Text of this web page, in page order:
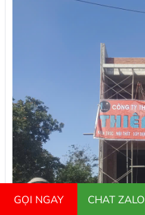
GỌI NGAY CHAT ZALO